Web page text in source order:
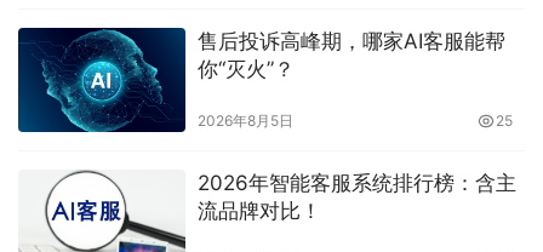
售后投诉高峰期，哪家AI客服能帮
你“灭火”？
2026年8月5日 25
2026年智能客服系统排行榜：含主
流品牌对比！